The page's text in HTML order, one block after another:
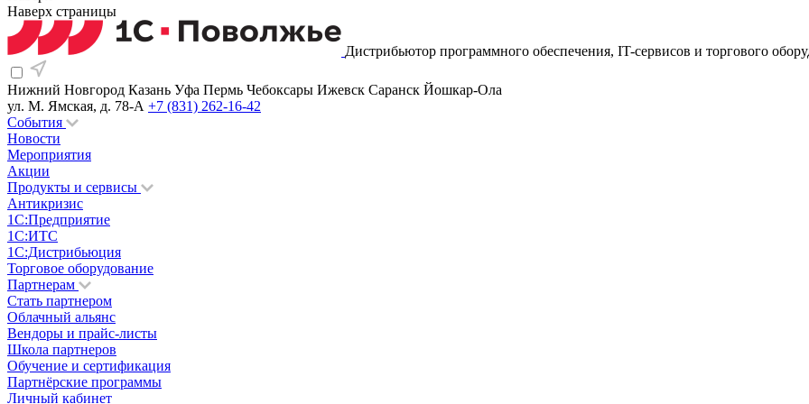
Наверх страницы
Дистрибьютор программного обеспечения, IT-сервисов и торгового
Нижний Новгород Казань Уфа Пермь Чебоксары Ижевск Саранск Йошкар-Ола
ул. М. Ямская, д. 78-А +7 (831) 262-16-42
События
Новости
Мероприятия
Акции
Продукты и сервисы
Антикризис
1С:Предприятие
1С:ИТС
1С:Дистрибьюция
Торговое оборудование
Партнерам
Стать партнером
Облачный альянс
Вендоры и прайс-листы
Школа партнеров
Обучение и сертификация
Партнёрские программы
Личный кабинет